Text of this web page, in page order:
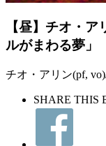
【昼】チオ・
ルがまわる夢」
チオ・アリン(pf,
SHARE THIS